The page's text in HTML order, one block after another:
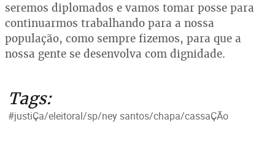
seremos diplomados e vamos tomar posse para
continuarmos trabalhando para a nossa
população, como sempre fizemos, para que a
nossa gente se desenvolva com dignidade.
Tags:
#justiÇa/eleitoral/sp/ney santos/chapa/cassaÇÃo